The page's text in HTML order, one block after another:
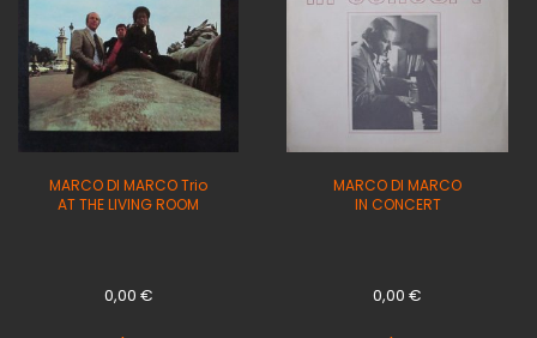
MARCO DI MARCO Trio
AT THE LIVING ROOM
0,00 €
MARCO DI MARCO
IN CONCERT
0,00€